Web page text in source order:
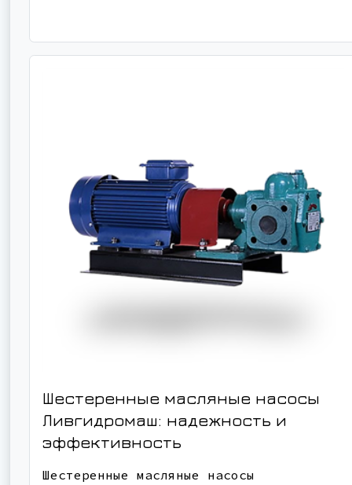
Шестеренные масляные насосы
Ливгидромаш: надежность и
эффективность
Шестеренные масляные насосы